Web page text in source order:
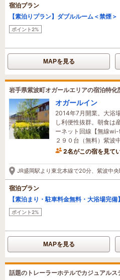
宿泊プラン
【素泊りプラン】ダブルルーム＜禁煙＞
ポイント2%
MAPを見る
岩手県紫波町オガールエリアの宿泊特化
オガールイン
2014年7月開業。大浴
し利便性抜群。朝食は
ーネット回線【無線
２９０台（無料）紫波
2名がこの宿を見て
28分前に予約され
JR盛岡駅より東北本線で20分、紫波中
宿泊プラン
【素泊まり・駐車料金無料・大浴場
ポイント2%
MAPを見る
話題のトレーラーホテルでカジュアルス